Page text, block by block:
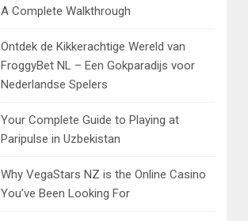
A Complete Walkthrough
Ontdek de Kikkerachtige Wereld van
FroggyBet NL – Een Gokparadijs voor
Nederlandse Spelers
Your Complete Guide to Playing at
Paripulse in Uzbekistan
Why VegaStars NZ is the Online Casino
You’ve Been Looking For